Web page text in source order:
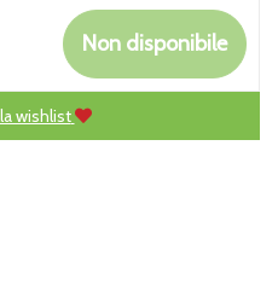
Non disponibile
wishlist